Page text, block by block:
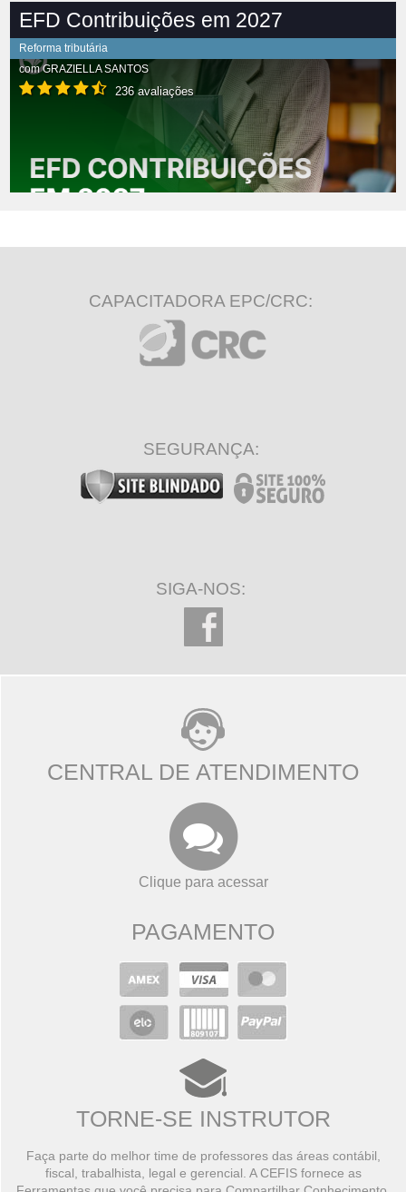
EFD Contribuições em 2027
Reforma tributária
comGRAZIELLA SANTOS
236 avaliações
CAPACITADORA EPC/CRC:
SEGURANÇA:
SIGA-NOS:
CENTRAL DE ATENDIMENTO
Clique para acessar
PAGAMENTO
TORNE-SE INSTRUTOR
Faça parte do melhor time de professores das áreas contábil,
fiscal, trabalhista, legal e gerencial. A CEFIS fornece as